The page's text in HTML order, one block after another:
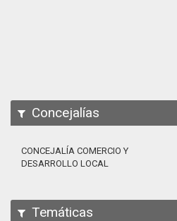
Concejalías
CONCEJALÍA COMERCIO Y
DESARROLLO LOCAL
Temáticas